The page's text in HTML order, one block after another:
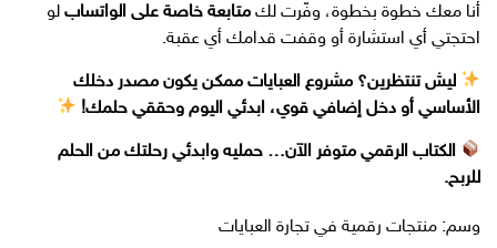
أنا معك خطوة بخطوة، وفّرت لك متابعة خاصة على الواتساب لو
احتجتي أي استشارة أو وقفت قدامك أي عقبة.
ليش تنتظرين؟ مشروع العبايات ممكن يكون مصدر دخلك
الأساسي أو دخل إضافي قوي، ابدئي اليوم وحققي حلمك!
الكتاب الرقمي متوفر الآن… حمليه وابدئي رحلتك من الحلم
للربح.
وسم: منتجات رقمية في تجارة العبايات